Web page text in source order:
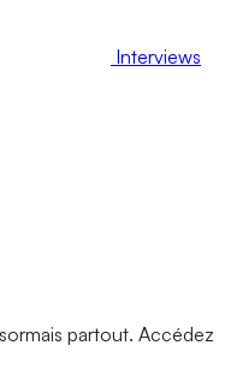
Interviews
partout. Accédez